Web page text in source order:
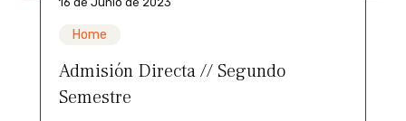
Home
Admisión Directa // Segundo
Semestre